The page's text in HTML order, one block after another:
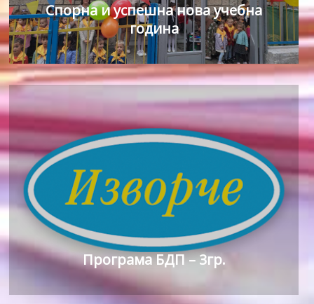
Спорна и успешна нова учебна
година
Програма БДП – 3гр.